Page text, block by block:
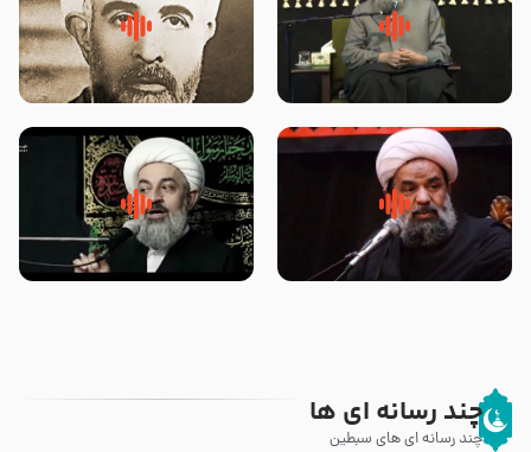
لقب حضرت رقیه سلام الله علیها به
چه معناست – حجت الاسلام علوی
روضه‌ی مجلس یزید ملعون و
اسارت اهل‌بیت علیهم‌السلام –
محدث زاده
سلام جوانی که امام حسین علیه
السلام خودش جوابش را دادند
زیارتی که اسباب رزق زیاد و عمر
طولانی است حجت السلام حسین
چند رسانه ای ها
چند رسانه ای های سبطین